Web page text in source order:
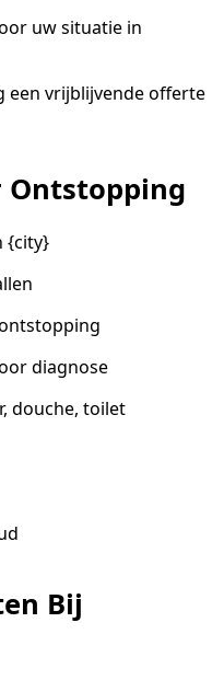
uw situatie in
een vrijblijvende offerte
Ontstopping
{city}
diagnose
douche, toilet
Bij